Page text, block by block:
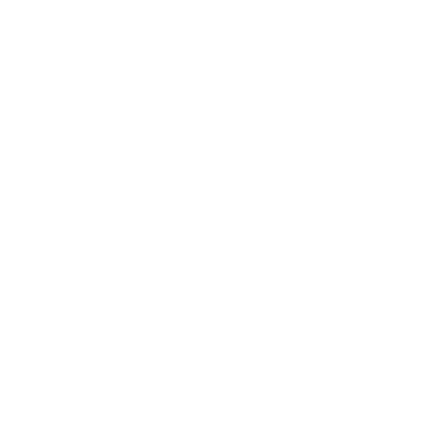
同利用者
ません。
対応品が
年数を意
引きをい
制御